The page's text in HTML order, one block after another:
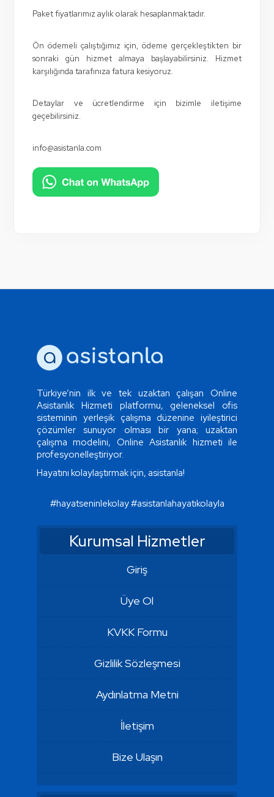
Paket fiyatlarımız aylık olarak hesaplanmaktadır.
Ön ödemeli çalıştığımız için, ödeme gerçekleştikten bir
sonraki gün hizmet almaya başlayabilirsiniz. Hizmet
karşılığında tarafınıza fatura kesiyoruz.
Detaylar ve ücretlendirme için bizimle iletişime
geçebilirsiniz.
info@asistanla.com
Türkiye’nin ilk ve tek uzaktan çalışan Online
Asistanlık Hizmeti platformu, geleneksel ofis
sisteminin yerleşik çalışma düzenine iyileştirici
çözümler sunuyor olması bir yana; uzaktan
çalışma modelini, Online Asistanlık hizmeti ile
profesyonelleştiriyor.
Hayatını kolaylaştırmak için, asistanla!
#hayatseninlekolay#asistanlahayatıkolayla
Kurumsal Hizmetler
Giriş
Üye Ol
KVKK Formu
Gizlilik Sözleşmesi
Aydınlatma Metni
İletişim
Bize Ulaşın